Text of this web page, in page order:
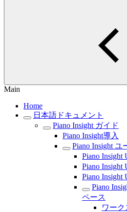
Main
Home
日本語ドキュメント
Piano Insight ガイド
Piano Insight導入
Piano Insight
Piano
Piano
Piano Insight
Piano
ペース
ワー